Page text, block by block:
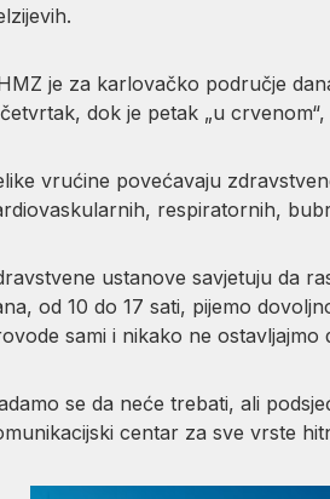
je za karlovačko područje
dok je petak „u
vrućine povećavaju
respiratornih,
ustanove savjetuju da
od 10 do 17 sati, pijemo
sami i nikako ne
se da neće trebati, ali
centar za sve vrste